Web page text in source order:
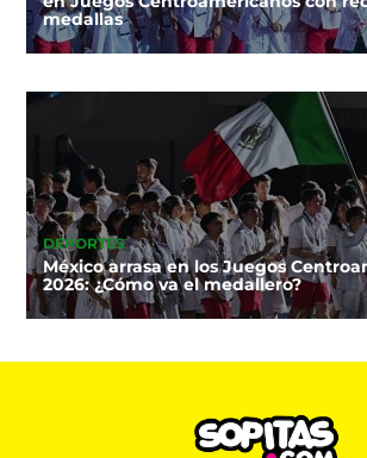
medallas
DEPORTES
México arrasa en los Juegos
2026: ¿Cómo va el medallero?